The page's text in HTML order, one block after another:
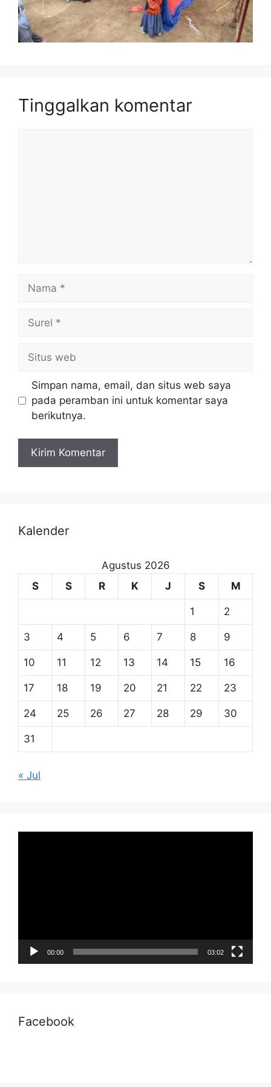
Tinggalkan komentar
Simpan nama, email, dan situs web saya
pada peramban ini untuk komentar saya
berikutnya.
Kalender
Agustus 2026
S
S R K J S M
1 2
3 4 5 6 7 8 9
10 11 12 13 14 15 16
17 18 19 20 21 22 23
24 25 26 27 28 29 30
31
« Jul
00:00 03:02
Facebook